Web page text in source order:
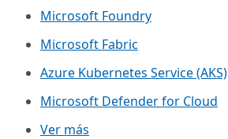
Microsoft Foundry
Microsoft Fabric
Azure Kubernetes Service (AKS)
Microsoft Defender for Cloud
Ver más